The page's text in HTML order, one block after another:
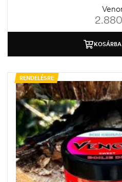
2.880
RENDELÉSRE